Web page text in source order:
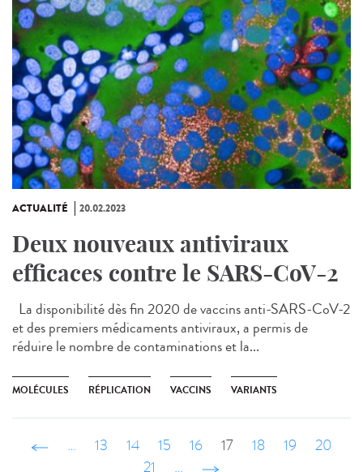
ACTUALITÉ 20.02.2023
Deux nouveaux antiviraux
efficaces contre le SARS-CoV-2
La disponibilité dès fin 2020 de vaccins anti-SARS-CoV-2
et des premiers médicaments antiviraux, a permis de
réduire le nombre de contaminations et la...
MOLÉCULES RÉPLICATION VACCINS VARIANTS
‹ précédent
… 13 14 15 16 17 18 19
20
21
… suivant ›